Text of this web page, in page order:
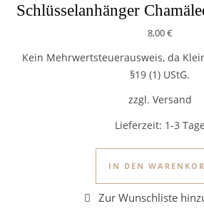
Schlüsselanhänger
8,00€
Kein Mehrwertsteuerausweis, da
§19 (1) UStG.
zzgl. Versand
Lieferzeit: 1-3 Tage
IN DEN